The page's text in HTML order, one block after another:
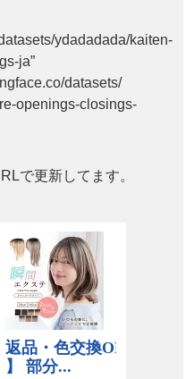
ydadadada/kaiten-
ja”
datasets/
openings-closings-
で更新してます。